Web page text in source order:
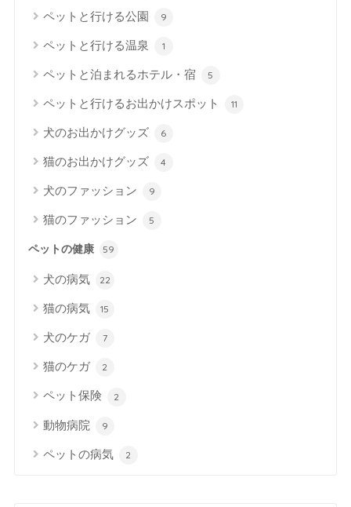
ペットと行ける公園 9
ペットと行ける温泉 1
ペットと泊まれるホテル・宿 5
ペットと行けるお出かけスポット 11
犬のお出かけグッズ 6
猫のお出かけグッズ 4
犬のファッション 9
猫のファッション 5
ペットの健康 59
犬の病気 22
猫の病気 15
犬のケガ 7
猫のケガ 2
ペット保険 2
動物病院 9
ペットの病気 2